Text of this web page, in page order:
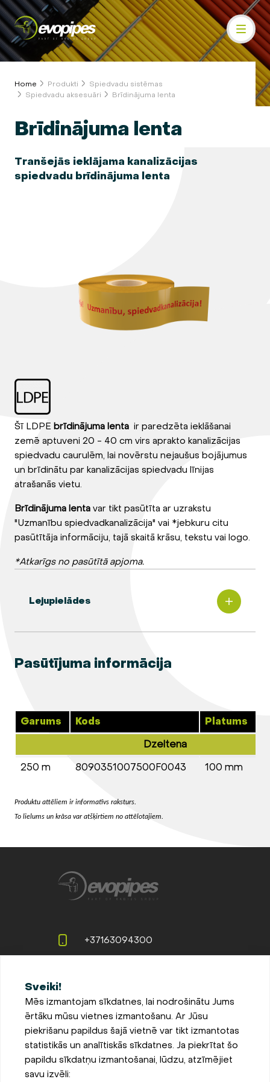
Home Produkti
Spiedvadu sistēmas
Spiedvadu aksesuāri
Brīdinājuma lenta
Brīdinājuma lenta
Tranšejās ieklājama kanalizācijas
spiedvadu brīdinājuma lenta
Šī LDPE brīdinājuma lenta ir paredzēta ieklāšanai
zemē aptuveni 20 - 40 cm virs aprakto kanalizācijas
spiedvadu caurulēm, lai novērstu nejaušus bojājumus
un brīdinātu par kanalizācijas spiedvadu līnijas
atrašanās vietu.
Brīdinājuma lenta var tikt pasūtīta ar uzrakstu
"Uzmanību spiedvadkanalizācija" vai *jebkuru citu
pasūtītāja informāciju, tajā skaitā krāsu, tekstu vai logo.
*Atkarīgs no pasūtītā apjoma.
Lejupielādes
Pasūtījuma informācija
Garums Kods Platums
Dzeltena
250 m
8090351007500F0043 100 mm
Produktu attēliem ir informatīvs raksturs.
To lielums un krāsa var atšķirtiem no attēlotajiem.
Sveiki!
Mēs izmantojam sīkdatnes, lai nodrošinātu Jums
ērtāku mūsu vietnes izmantošanu. Ar Jūsu
piekrišanu papildus šajā vietnē var tikt izmantotas
statistikās un analītiskās sīkdatnes. Ja piekrītat šo
papildu sīkdatņu izmantošanai, lūdzu, atzīmējiet
savu izvēli:
+37163094300
LV-3002, Latvija
Pieteikties jaunumiem
Sīkdatņu iestatījumi
Privātuma un sīkdatņu